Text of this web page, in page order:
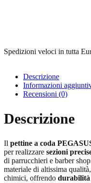
Spedizioni veloci in tutta
Descrizione
Informazioni
Recensioni (0)
Descrizione
Il pettine a coda
per realizzare sezioni
di parrucchieri e barber
materiale di altissima
chimici, offrendo durabilità